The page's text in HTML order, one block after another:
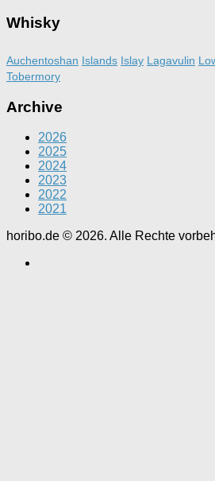
Whisky
Auchentoshan Islands Islay Lagavulin
Tobermory
Archive
2026
2025
2024
2023
2022
2021
horibo.de © 2026. Alle Rechte